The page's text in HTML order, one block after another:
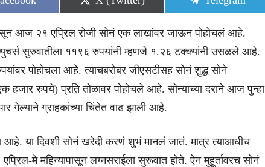
on
on
असून आज २१ एप्रिल रोजी सोनं एक लाखांवर जाऊन पोहोचलं आहे.
सुरुवातीला ११९६ रुपयांनी म्हणजे १.२६ टक्क्यांनी उसळले आहे.
पोहोचला आहे. त्याचबरोबर जीएसटीसह सोनं शुद्ध सोने
रुपये) प्रति तोळावर पोहोचले आहे. सोन्याच्या दराने आज पुन्हा
गेल्याने ग्राहकांच्या चिंतेत वाढ झाली आहे.
आहे. या दिवशी सोनं खरेदी करणं शुभं मानलं जातं. मात्र त्याआधीच
मे महिन्यापासून लग्नसराईला सुरूवात होते. ऐन मुहूर्तावरच सोनं